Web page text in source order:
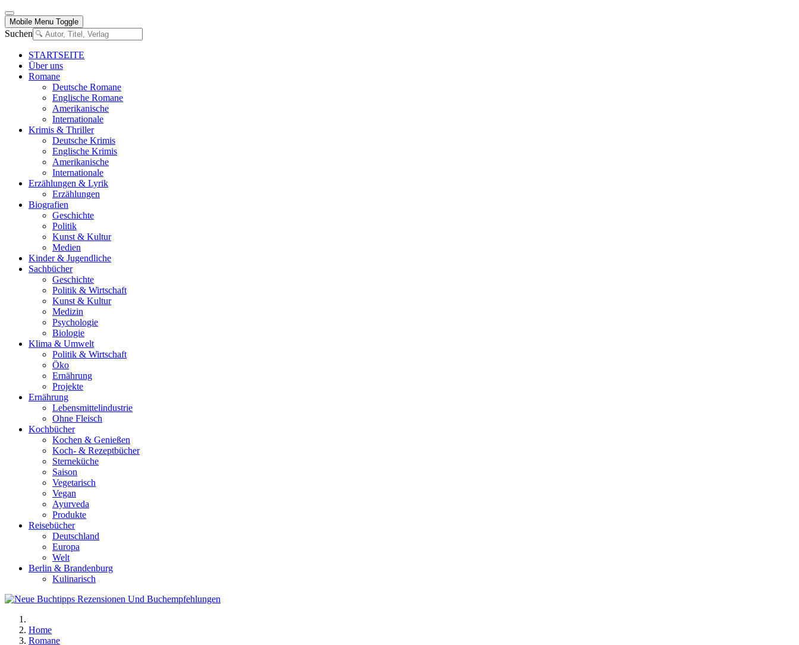
Mobile Menu Toggle
Suchen
STARTSEITE
Über uns
Romane
Deutsche Romane
Englische Romane
Amerikanische
Internationale
Krimis & Thriller
Deutsche Krimis
Englische Krimis
Amerikanische
Internationale
Erzählungen & Lyrik
Erzählungen
Biografien
Geschichte
Politik
Kunst & Kultur
Medien
Kinder & Jugendliche
Sachbücher
Geschichte
Politik & Wirtschaft
Kunst & Kultur
Medizin
Psychologie
Biologie
Klima & Umwelt
Politik & Wirtschaft
Öko
Ernährung
Projekte
Ernährung
Lebensmittelindustrie
Ohne Fleisch
Kochbücher
Kochen & Genießen
Koch- & Rezeptbücher
Sterneküche
Saison
Vegetarisch
Vegan
Ayurveda
Produkte
Reisebücher
Deutschland
Europa
Welt
Berlin & Brandenburg
Kulinarisch
Home
Romane